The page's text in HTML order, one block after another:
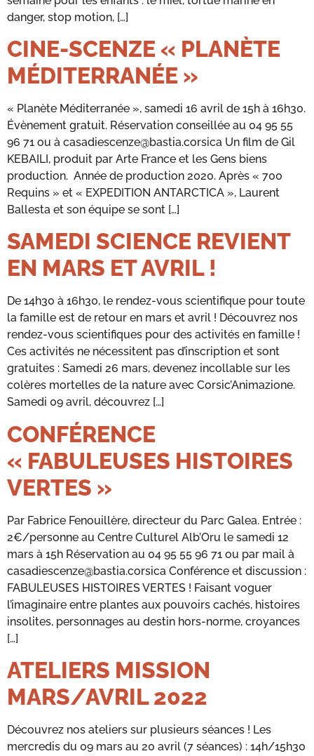
danger, stop motion, […]
CINE-SCENZE « PLANÈTE
MÉDITERRANÉE »
« Planète Méditerranée », samedi 16 avril de 15h à 16h30.
Évènement gratuit. Réservation conseillée au 04 95 55
96 71 ou à casadiescenze@bastia.corsica Un film de Gil
KEBAILI, produit par Arte France et les Gens biens
production. Année de production 2020. Après « 700
Requins » et « EXPEDITION ANTARCTICA », Laurent
Ballesta et son équipe se sont […]
SAMEDI SCIENCE REVIENT
EN MARS ET AVRIL !
De 14h30 à 16h30, le rendez-vous scientifique pour toute
la famille est de retour en mars et avril ! Découvrez nos
rendez-vous scientifiques pour des activités en famille !
Ces activités ne nécessitent pas d’inscription et sont
gratuites : Samedi 26 mars, devenez incollable sur les
colères mortelles de la nature avec Corsic’Animazione.
Samedi 09 avril, découvrez […]
CONFÉRENCE
« FABULEUSES HISTOIRES
VERTES »
Par Fabrice Fenouillère, directeur du Parc Galea. Entrée :
2€/personne au Centre Culturel Alb’Oru le samedi 12
mars à 15h Réservation au 04 95 55 96 71 ou par mail à
casadiescenze@bastia.corsica Conférence et discussion :
FABULEUSES HISTOIRES VERTES ! Faisant voguer
l’imaginaire entre plantes aux pouvoirs cachés, histoires
insolites, personnages au destin hors-norme, croyances
[…]
ATELIERS MISSION
MARS/AVRIL 2022
Découvrez nos ateliers sur plusieurs séances ! Les
mercredis du 09 mars au 20 avril (7 séances) : 14h/15h30